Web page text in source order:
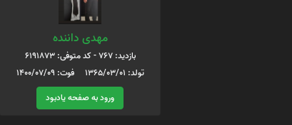
مهدی داننده
بازدید: 767 - کد متوفی: 6191873
تولد: 1365/03/01 فوت: 1400/07/09
ورود به صفحه یادبود